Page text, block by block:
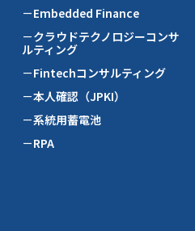
－Embedded Finance
－クラウドテクノロジーコンサ
ルティング
－Fintechコンサルティング
－本人確認（JPKI）
－系統用蓄電池
－RPA